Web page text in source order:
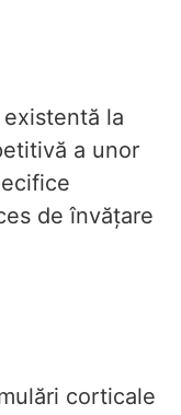
la
a unor
de învățare
corticale